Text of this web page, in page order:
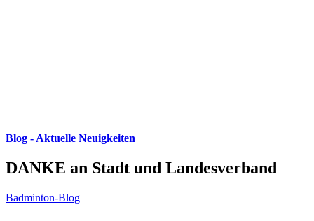
Blog - Aktuelle Neuigkeiten
DANKE an Stadt und Landesverband
Badminton-Blog